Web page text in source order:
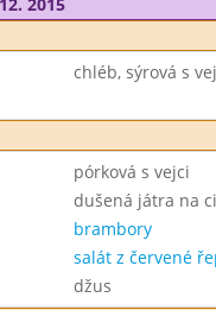
chléb, sýrová s
pórková s vejci
dušená játra na
brambory
salát z červené
džus